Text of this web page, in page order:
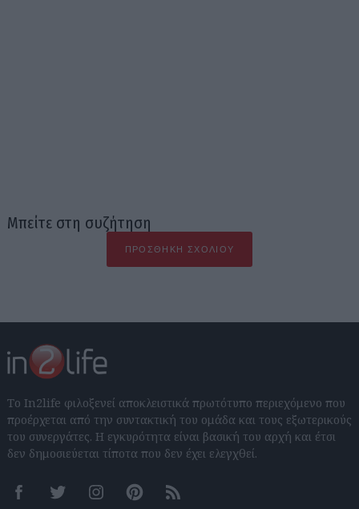
Μπείτε στη συζήτηση
ΠΡΟΣΘΉΚΗ ΣΧΟΛΊΟΥ
Το In2life φιλοξενεί αποκλειστικά πρωτότυπο περιεχόμενο που
προέρχεται από την συντακτική του ομάδα και τους εξωτερικούς
του συνεργάτες. Η εγκυρότητα είναι βασική του αρχή και έτσι
δεν δημοσιεύεται τίποτα που δεν έχει ελεγχθεί.
FacebookTwitter InstagramPinterestRSS feeds